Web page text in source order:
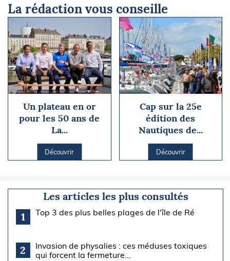
La rédaction vous conseille
Un plateau en or
pour les 50 ans de
La...
Découvrir
Cap sur la 25e
édition des
Nautiques de...
Découvrir
Les articles les plus consultés
1
Top 3 des plus belles plages de l'île de Ré
2
Invasion de physalies : ces méduses toxiques
qui forcent la fermeture...